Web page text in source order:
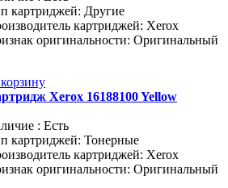
картриджей: Другие
картриджей: Xerox
оригинальности: Оригинальный
Xerox 16188100 Yellow
: Есть
картриджей: Тонерные
картриджей: Xerox
оригинальности: Оригинальный